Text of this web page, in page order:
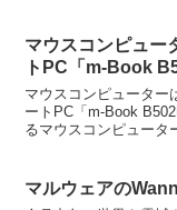
マウスコンピュー
トPC「m-Book
マウスコンピューター
ートPC「m-Book
るマウスコンピュータ
マルウェアの